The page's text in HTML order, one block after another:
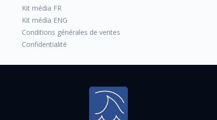
Kit média FR
Kit média ENG
Conditions générales de ventes
Confidentialité